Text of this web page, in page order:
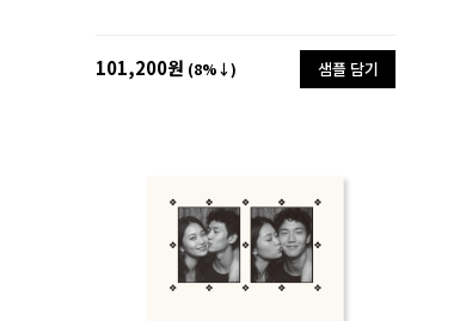
101,200원 (8%↓) 샘플 담기